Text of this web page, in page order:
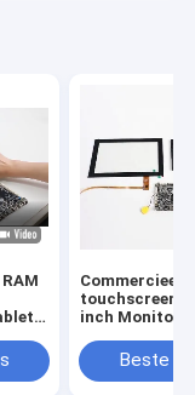
Commercieel
touchscreen
inch Monitor
Digitaal
capacitieve
Beste